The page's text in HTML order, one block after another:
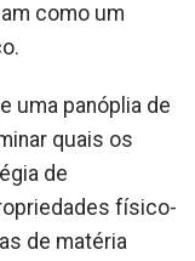
como um
uma panóplia de
quais os
de
físico-
de matéria